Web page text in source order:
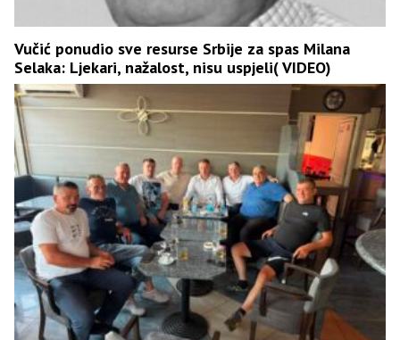
Vučić ponudio sve resurse Srbije za spas Milana
Selaka: Ljekari, nažalost, nisu uspjeli( VIDEO)